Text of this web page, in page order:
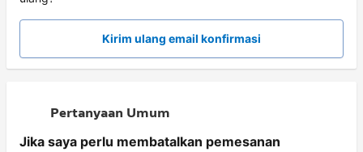
Kirim ulang email konfirmasi
Pertanyaan Umum
Jika saya perlu membatalkan pemesanan